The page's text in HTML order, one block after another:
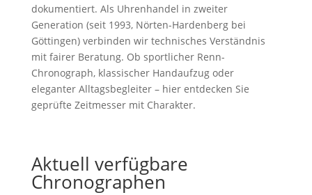
dokumentiert. Als Uhrenhandel in zweiter
Generation (seit 1993, Nörten-Hardenberg bei
Göttingen) verbinden wir technisches Verständnis
mit fairer Beratung. Ob sportlicher Renn-
Chronograph, klassischer Handaufzug oder
eleganter Alltagsbegleiter – hier entdecken Sie
geprüfte Zeitmesser mit Charakter.
Aktuell verfügbare
Chronographen